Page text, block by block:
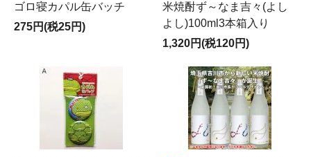
ゴロ寝カパル缶バッチ
275円(税25円)
米焼酎ず～なま吉々(よし
よし)100ml3本箱入り
1,320円(税120円)